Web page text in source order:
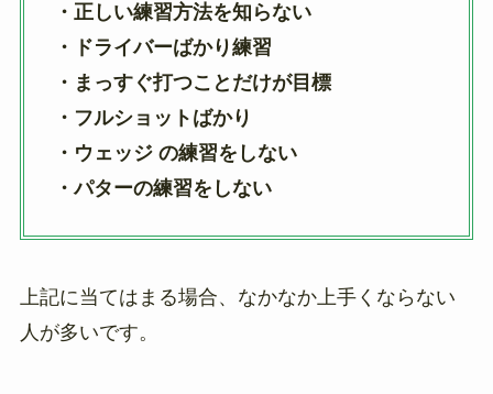
・正しい練習方法を知らない
・ドライバーばかり練習
・まっすぐ打つことだけが目標
・フルショットばかり
・ウェッジ の練習をしない
・パターの練習をしない
上記に当てはまる場合、なかなか上手くならない
人が多いです。